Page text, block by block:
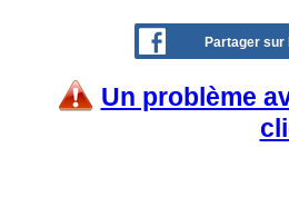
Partager sur
Un problème